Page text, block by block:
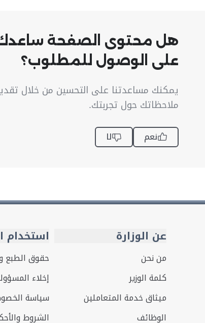
هل محتوى الصفحة
على الوصول للمطلوب؟
يمكنك مساعدتنا على التحسين من خلال
ملاحظاتك حول تجربتك.
نعم لا
عن الوزارة
من نحن
كلمة الوزير
ميثاق خدمة المتعاملين
الوظائف
استخدام
حقوق الطبع
إخلاء
سياسة
الشروط